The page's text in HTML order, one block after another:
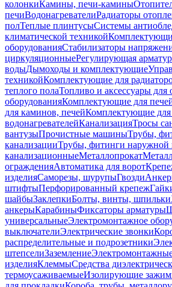
колонкиКамины, печи-камины
печиВодонагревателиРадиаторы
полТеплые плинтусыСистемы
климатической техникой
оборудованияСтабилизаторы
циркуляционныеРегулирующая
водыДымоходы и комплектующие
техникойКомплектующие для
теплого полаТопливо и аксессуары для
оборудованияКомплектующие для
для каминов, печейКомплектующие для
водонагревателейКанализацияТросы
вантузыПрочистные машиныТрубы,
канализацииТрубы, фитинги наружной
канализационныеМеталлопрокат
огражденияАвтоматика для ворот
изделияСаморезы, шурупыГвозди
штифтыПерфорированный крепеж
шайбыЗаклепкиБолты, винты, шпильки
анкерыКарабиныФиксаторы арматуры
универсальныеЭлектромонтажное
выключателиЭлектрические звонки
распределительные и подрозетники
штепселиЗаземление
изделияКлеммыСредства
термоусаживаемыеИзолирующие